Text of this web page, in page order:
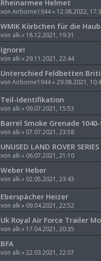
Rheinarmee Helmet
von Airborne1944» 12.08.2022,
WMIK Körbchen für die
von alk» 18.12.2021, 19:31
Ignore!
von alk»29.11.2021, 22:44
Unterschied Feldbetten
von Airborne1944»29.08.2021,
Teil-Identifikation
von alk» 09.07.2021, 15:53
Barrel Smoke Grenade
von alk» 07.07.2021, 23:58
UNUSED LAND ROVER
von alk» 06.07.2021, 21:10
Weber Heber
von alk» 02.05.2021, 23:43
Eberspächer Heizer
von alk» 09.04.2021, 22:52
Uk Royal Air Force Trailer
von alk» 17.04.2021, 20:35
BFA
von alk»22.03.2021, 22:07